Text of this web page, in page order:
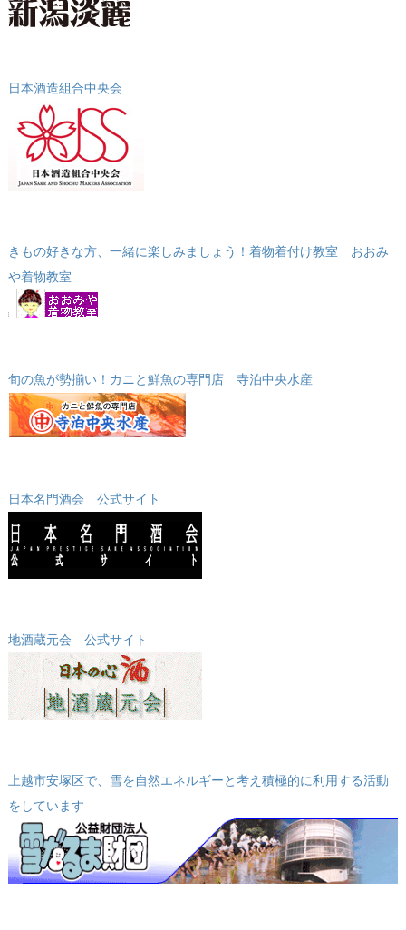
日本酒造組合中央会
きもの好きな方、一緒に楽しみましょう！着物着付け教室 おおみ
や着物教室
旬の魚が勢揃い！カニと鮮魚の専門店 寺泊中央水産
日本名門酒会 公式サイト
地酒蔵元会 公式サイト
上越市安塚区で、雪を自然エネルギーと考え積極的に利用する活動
をしています